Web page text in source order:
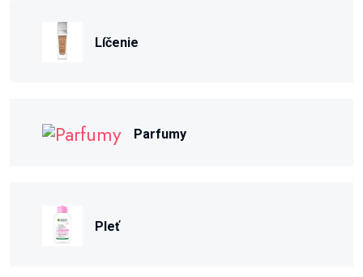
Líčenie
Parfumy
Pleť